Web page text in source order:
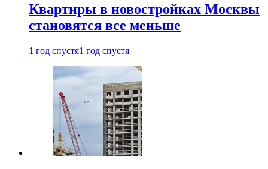
Квартиры в новостройках Москвы
становятся все меньше
1 год спустя1 год спустя